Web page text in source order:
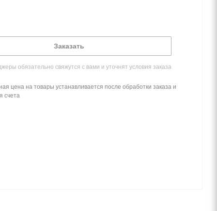
Заказать
обязательно свяжутся с вами и уточнят условия заказа
цена на товары устанавливается после обработки заказа и
счета